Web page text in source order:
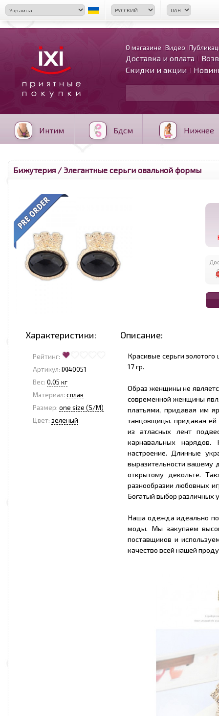
О магазине Видео
Доставка и оплата
Скидки и акции
Интим Бдсм Нижнее
Бижутерия / Элегантные серьги овальной формы
Характеристики: Описание:
Рейтинг:
Артикул: IXI40051
Вес: 0.05 кг
Материал: сплав
Размер: one size (S/M)
Цвет: зеленый
Красивые серьги
17 гр.
Образ женщины не
современной женщины
платьями, придавая им
танцовщицы. придавая
из атласных лент
карнавальных
настроение. Длинные
выразительности вашему
открытому декольте.
разнообразии любовных
Богатый выбор различных
Наша одежда идеально
моды. Мы закупаем
поставщиков и
качество всей нашей